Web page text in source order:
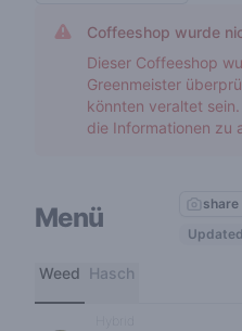
Coffeeshop wurde
Dieser Coffeeshop
Greenmeister
könnten veraltet
die Informationen zu
Menü share
Weed Hasch